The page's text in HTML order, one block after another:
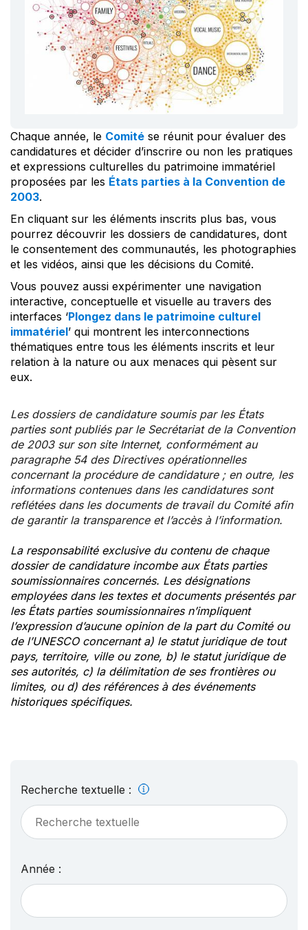
Chaque année, le Comité se réunit pour évaluer des
candidatures et décider d’inscrire ou non les pratiques
et expressions culturelles du patrimoine immatériel
proposées par les États parties à la Convention de
2003.
En cliquant sur les éléments inscrits plus bas, vous
pourrez découvrir les dossiers de candidatures, dont
le consentement des communautés, les photographies
et les vidéos, ainsi que les décisions du Comité.
Vous pouvez aussi expérimenter une navigation
interactive, conceptuelle et visuelle au travers des
interfaces ‘Plongez dans le patrimoine culturel
immatériel’ qui montrent les interconnections
thématiques entre tous les éléments inscrits et leur
relation à la nature ou aux menaces qui pèsent sur
eux.
Les dossiers de candidature soumis par les États
parties sont publiés par le Secrétariat de la Convention
de 2003 sur son site Internet, conformément au
paragraphe 54 des Directives opérationnelles
concernant la procédure de candidature ; en outre, les
informations contenues dans les candidatures sont
reflétées dans les documents de travail du Comité afin
de garantir la transparence et l’accès à l’information.
La responsabilité exclusive du contenu de chaque
dossier de candidature incombe aux États parties
soumissionnaires concernés. Les désignations
employées dans les textes et documents présentés par
les États parties soumissionnaires n’impliquent
l’expression d’aucune opinion de la part du Comité ou
de l’UNESCO concernant a) le statut juridique de tout
pays, territoire, ville ou zone, b) le statut juridique de
ses autorités, c) la délimitation de ses frontières ou
limites, ou d) des références à des événements
historiques spécifiques.
Recherche textuelle :
Année :